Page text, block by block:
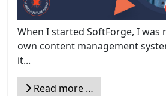
When I started SoftForge, I was
own content management
it...
Read more …